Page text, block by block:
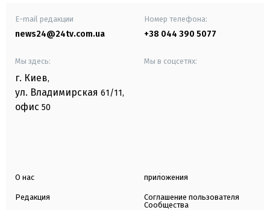
E-mail редакции
news24@24tv.com.ua
Номер телефона:
+38 044 390 5077
Мы здесь:
г. Киев,
ул. Владимирская 61/11,
офис 50
Мы в соцсетях:
О нас
Редакция
приложения
Соглашение пользователя
Сообщества